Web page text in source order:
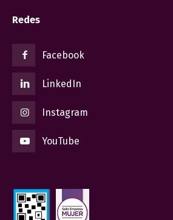
Redes
Facebook
LinkedIn
Instagram
YouTube